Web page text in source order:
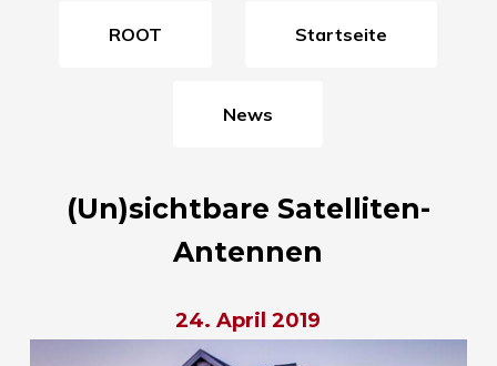
ROOT Startseite
News
(Un)sichtbare Satelliten-
Antennen
24. April 2019